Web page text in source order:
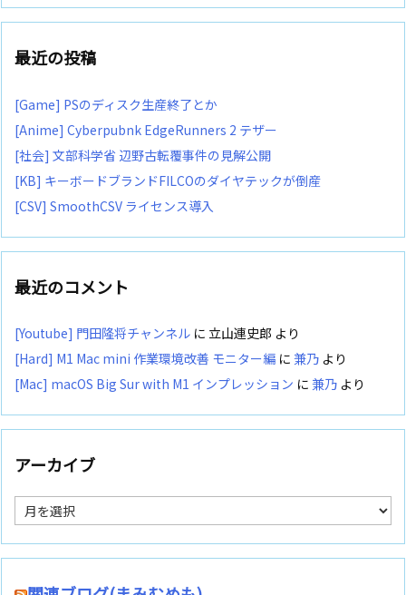
最近の投稿
[Game] PSのディスク生産終了とか
[Anime] Cyberpubnk EdgeRunners 2 テザー
[社会] 文部科学省 辺野古転覆事件の見解公開
[KB] キーボードブランドFILCOのダイヤテックが倒産
[CSV] SmoothCSV ライセンス導入
最近のコメント
[Youtube] 門田隆将チャンネル に 立山連史郎 より
[Hard] M1 Mac mini 作業環境改善 モニター編 に 兼乃 より
[Mac] macOS Big Sur with M1 インプレッション に 兼乃 より
アーカイブ
ア
ー
カ
イ